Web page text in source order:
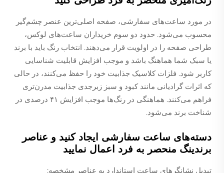
در مورد ساعت‌های سفارشی، صفحه اصلی‌ترین عنصر چشم‌گیر
محسوب می‌شود. حدود دو سوم خریداران ساعت‌های لوکس،
طراحی صفحه را در اولویت قرار می‌دهند. انتخاب رنگ باید با برند
یا سبک شما هماهنگ باشد و موجب افزایش قابلیت شناسایی
کاربر شود. فلزات کلاسیک جذابیت خود را حفظ می‌کنند، در حالی
که اثرات گرادیانی مانند کبود و سبز زبرجدی جذابیت مدرن‌تری
فراهم می‌کنند. هماهنگی در رنگ‌ها موجب افزایش ۴۱ درصدی در
شناخت برند می‌شود.
دسته‌های ساعت سفارشی ایجاد کنید و عناصر
برندینگ منحصر به فرد اعمال نمایید
تبدیل نشانگرهای ساعت استاندارد به عناصر مشخصه: